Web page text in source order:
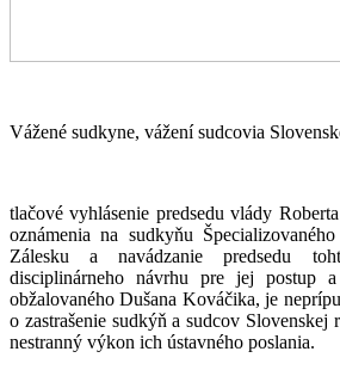
Vážené sudkyne, vážení sudcovia
tlačové vyhlásenie predsedu vlády
oznámenia na sudkyňu
Zálesku a navádzanie predsedu
disciplinárneho návrhu pre jej postup
obžalovaného Dušana Kováčika, je
o zastrašenie sudkýň a sudcov Slovenskej
nestranný výkon ich ústavného poslania.